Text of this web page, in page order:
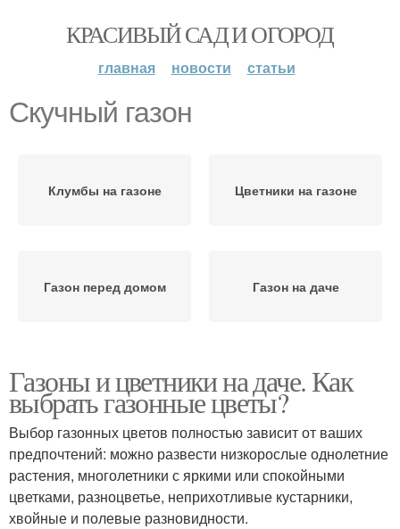
КРАСИВЫЙ САД И ОГОРОД
главная новости статьи
Скучный газон
Клумбы на газоне Цветники на газоне
Газон перед домом Газон на даче
Газоны и цветники на даче. Как
выбрать газонные цветы?
Выбор газонных цветов полностью зависит от ваших
предпочтений: можно развести низкорослые однолетние
растения, многолетники с яркими или спокойными
цветками, разноцветье, неприхотливые кустарники,
хвойные и полевые разновидности.